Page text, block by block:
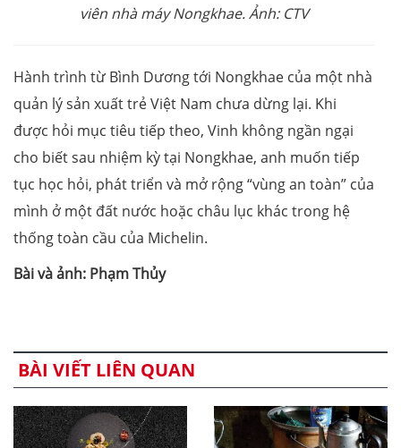
viên nhà máy Nongkhae. Ảnh: CTV
Hành trình từ Bình Dương tới Nongkhae của một nhà
quản lý sản xuất trẻ Việt Nam chưa dừng lại. Khi
được hỏi mục tiêu tiếp theo, Vinh không ngần ngại
cho biết sau nhiệm kỳ tại Nongkhae, anh muốn tiếp
tục học hỏi, phát triển và mở rộng “vùng an toàn” của
mình ở một đất nước hoặc châu lục khác trong hệ
thống toàn cầu của Michelin.
Bài và ảnh: Phạm Thủy
BÀI VIẾT LIÊN QUAN